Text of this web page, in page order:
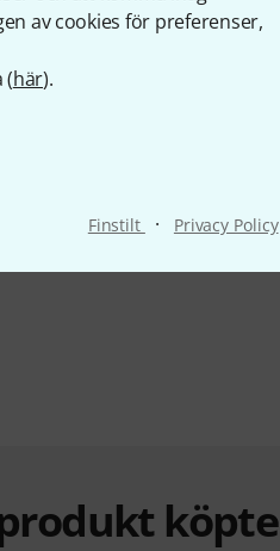
av cookies för preferenser,
(här).
Finstilt · Privacy Policy
köpte